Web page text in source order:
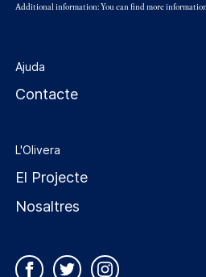
Additional information: You can find more
Ajuda
Contacte
L'Olivera
El Projecte
Nosaltres